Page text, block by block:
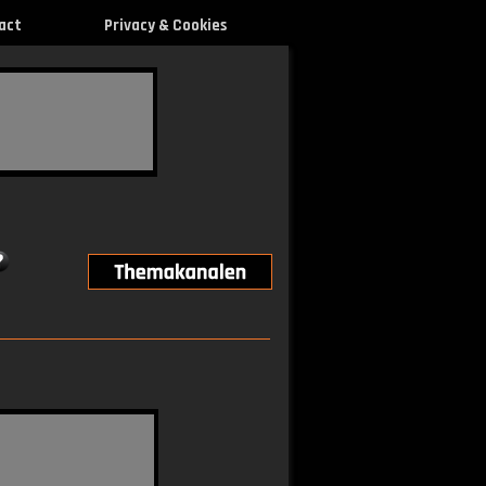
Privacy & Cookies